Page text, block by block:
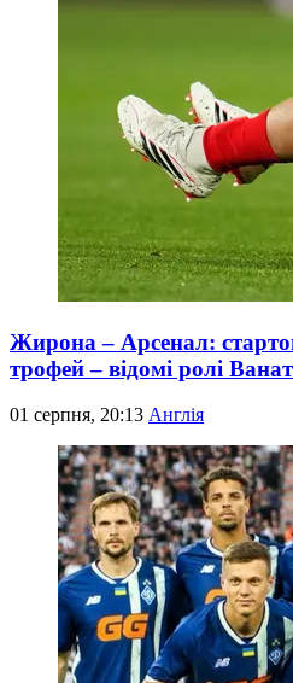
Жирона – Арсенал:
трофей – відомі ролі
01 серпня, 20:13 Англія